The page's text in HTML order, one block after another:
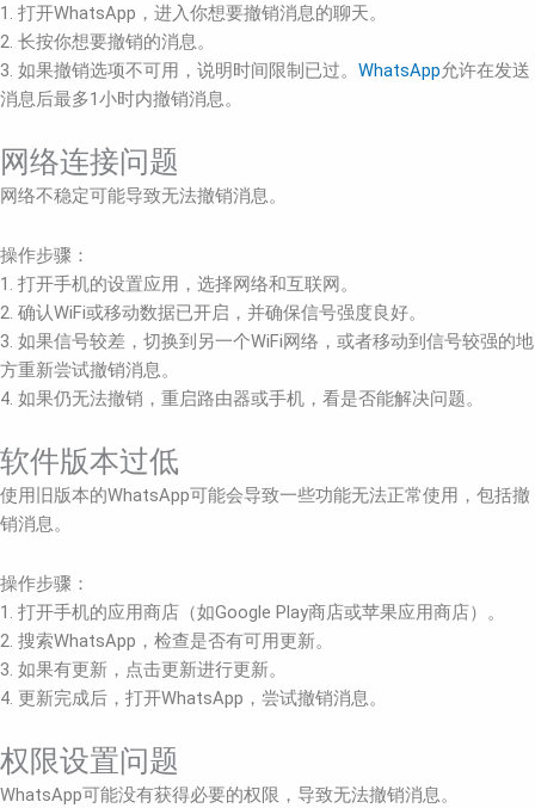
1. 打开WhatsApp，进入你想要撤销消息的聊天。
2. 长按你想要撤销的消息。
3. 如果撤销选项不可用，说明时间限制已过。 WhatsApp允许在发送
消息后最多1小时内撤销消息。
网络连接问题
网络不稳定可能导致无法撤销消息。
操作步骤：
1. 打开手机的设置应用，选择网络和互联网。
2. 确认WiFi或移动数据已开启，并确保信号强度良好。
3. 如果信号较差，切换到另一个WiFi网络，或者移动到信号较强的地
方重新尝试撤销消息。
4. 如果仍无法撤销，重启路由器或手机，看是否能解决问题。
软件版本过低
使用旧版本的WhatsApp可能会导致一些功能无法正常使用，包括撤
销消息。
操作步骤：
1. 打开手机的应用商店（如Google Play商店或苹果应用商店）。
2. 搜索WhatsApp，检查是否有可用更新。
3. 如果有更新，点击更新进行更新。
4. 更新完成后，打开WhatsApp，尝试撤销消息。
权限设置问题
WhatsApp可能没有获得必要的权限，导致无法撤销消息。